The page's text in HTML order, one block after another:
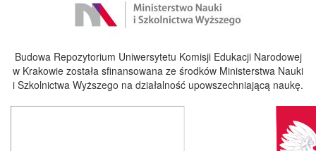
Budowa Repozytorium Uniwersytetu Komisji Edukacji Narodowej
w Krakowie została sfinansowana ze środków Ministerstwa Nauki
i Szkolnictwa Wyższego na działalność upowszechniającą naukę.